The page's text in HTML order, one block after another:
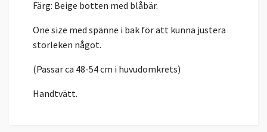
Färg: Beige botten med blåbär.
One size med spänne i bak för att kunna justera
storleken något.
(Passar ca 48-54 cm i huvudomkrets)
Handtvätt.